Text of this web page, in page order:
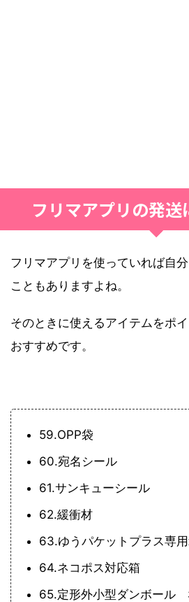
フリマアプリの発送
フリマアプリを使っていれば自
こともありますよね。
そのときに使えるアイテムをポ
おすすめです。
59.OPP袋
60.宛名シール
61.サンキューシール
62.緩衝材
63.ゆうパケットプラス専
64.ネコポス対応箱
65.定形外小型ダンボール